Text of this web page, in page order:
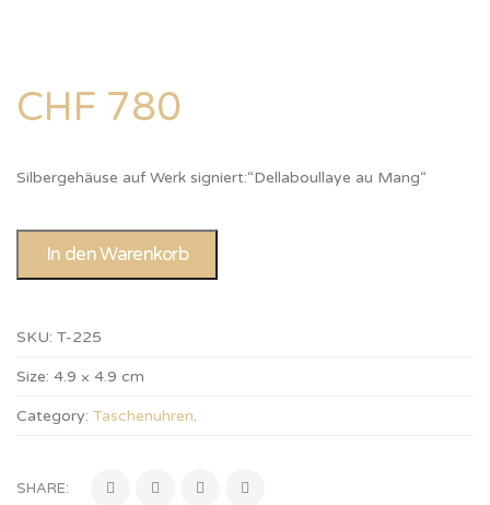
CHF 780
Silbergehäuse auf Werk signiert:“Dellaboullaye au Mang“
In den Warenkorb
SKU: T-225
Size: 4.9 × 4.9 cm
Category: Taschenuhren.
SHARE: